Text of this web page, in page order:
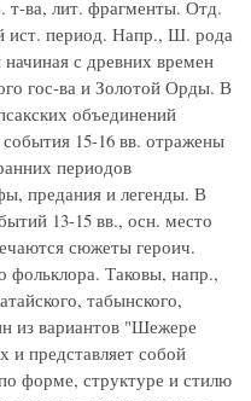
т-ва, лит. фрагменты. Отд.
ист. период. Напр., Ш. рода
с древних времен
гос-ва и Золотой Орды. В
объединений
15-16 вв. отражены
периодов
предания и легенды. В
13-15 вв., осн. место
сюжеты героич.
фольклора. Таковы, напр.,
табынского,
из вариантов "Шежере
и представляет собой
форме, структуре и стилю